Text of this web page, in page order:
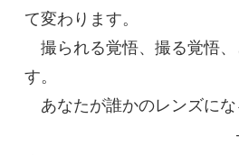
て変わります。
撮られる覚悟、撮る覚悟、
す。
あなたが誰かのレンズにな
―ギャク